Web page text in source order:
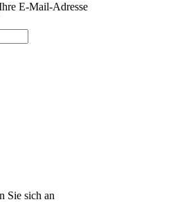
E-Mail-Adresse
Sie sich an